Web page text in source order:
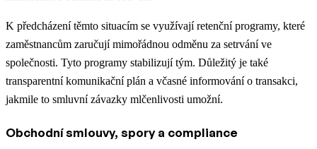
K předcházení těmto situacím se využívají retenční programy, které
zaměstnancům zaručují mimořádnou odměnu za setrvání ve
společnosti. Tyto programy stabilizují tým. Důležitý je také
transparentní komunikační plán a včasné informování o transakci,
jakmile to smluvní závazky mlčenlivosti umožní.
Obchodní smlouvy, spory a compliance